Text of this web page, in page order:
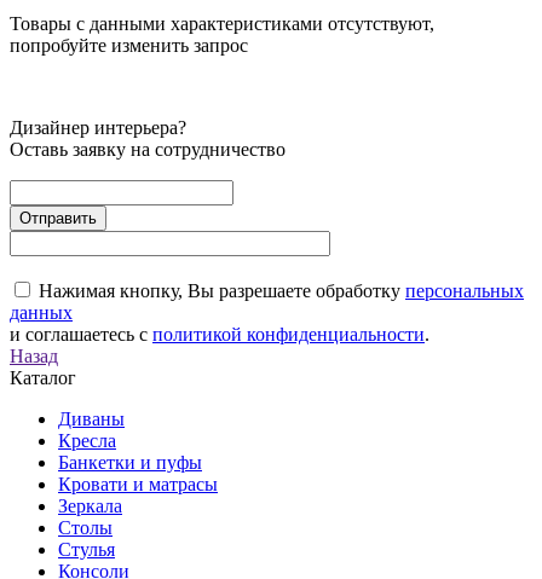
Товары с данными характеристиками отсутствуют,
попробуйте изменить запрос
Дизайнер интерьера?
Оставь заявку на сотрудничество
Нажимая кнопку, Вы разрешаете обработку персональных
данных
и соглашаетесь с политикой конфиденциальности.
Назад
Каталог
Диваны
Кресла
Банкетки и пуфы
Кровати и матрасы
Зеркала
Столы
Стулья
Консоли